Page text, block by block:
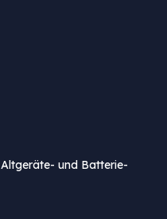
und Batterie-